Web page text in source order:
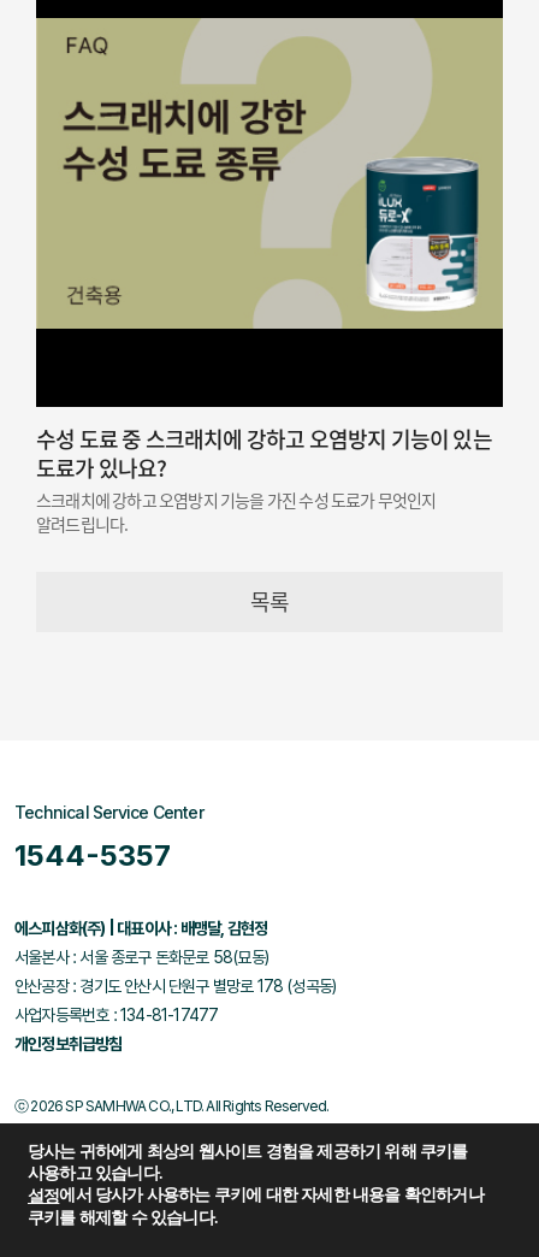
수성 도료 중 스크래치에 강하고 오염방지 기능이 있는
도료가 있나요?
스크래치에 강하고 오염방지 기능을 가진 수성 도료가 무엇인지
알려드립니다.
목록
Technical Service Center
1544-5357
에스피삼화(주) | 대표이사 : 배맹달, 김현정
서울본사 : 서울 종로구 돈화문로 58(묘동)
안산공장 : 경기도 안산시 단원구 별망로 178 (성곡동)
사업자등록번호 : 134-81-17477
개인정보취급방침
ⓒ 2026 SP SAMHWA CO., LTD. All Rights Reserved.
Family Site
당사는 귀하에게 최상의 웹사이트 경험을 제공하기 위해 쿠키를
사용하고 있습니다.
설정에서 당사가 사용하는 쿠키에 대한 자세한 내용을 확인하거나
쿠키를 해제할 수 있습니다.